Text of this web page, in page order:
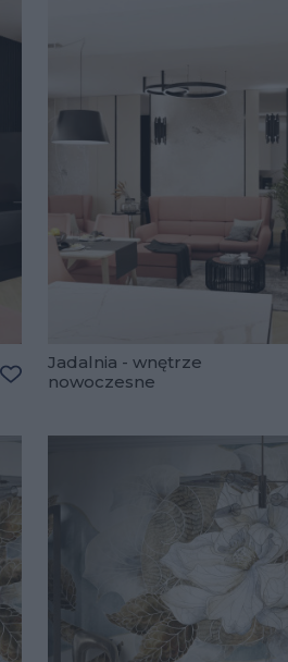
Jadalnia - wnętrze
nowoczesne